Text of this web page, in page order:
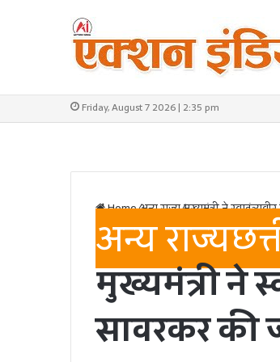
Friday, August 7 2026 | 2:35 pm
Home/अन्य राज्य/मुख्यमंत्री ने
अन्य राज्य
मुख्यमंत्री ने
सावरकर की